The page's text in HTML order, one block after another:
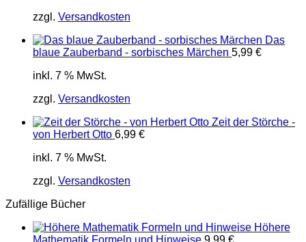
zzgl. Versandkosten
Das
blaue Zauberband - sorbisches Märchen 5,99 €
inkl. 7 % MwSt.
zzgl. Versandkosten
Zeit der Störche -
von Herbert Otto 6,99 €
inkl. 7 % MwSt.
zzgl. Versandkosten
Zufällige Bücher
Höhere
Mathematik Formeln und Hinweise 9,99 €